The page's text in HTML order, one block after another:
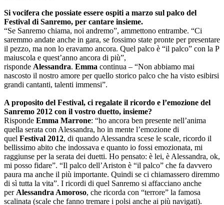
Si vocifera che possiate essere ospiti a marzo sul palco del
Festival di Sanremo, per cantare insieme.
“Se Sanremo chiama, noi andremo”, ammettono entrambe. “Ci
saremmo andate anche in gara, se fossimo state pronte per presentare
il pezzo, ma non lo eravamo ancora. Quel palco è “il palco” con la P
maiuscola e quest’anno ancora di più”,
risponde Alessandra. Emma continua – “Non abbiamo mai
nascosto il nostro amore per quello storico palco che ha visto esibirsi
grandi cantanti, talenti immensi”.
A proposito del Festival, ci regalate il ricordo e l’emozione del
Sanremo 2012 con il vostro duetto, insieme?
Risponde Emma Marrone: “ho ancora ben presente nell’anima
quella serata con Alessandra, ho in mente l’emozione di
quel Festival 2012, di quando Alessandra scese le scale, ricordo il
bellissimo abito che indossava e quanto io fossi emozionata, mi
raggiunse per la serata dei duetti. Ho pensato: è lei, è Alessandra, ok,
mi posso fidare”. “Il palco dell’Ariston è “il palco” che fa davvero
paura ma anche il più importante. Quindi se ci chiamassero diremmo
di sì tutta la vita”. I ricordi di quel Sanremo si affacciano anche
per Alessandra Amoroso, che ricorda con “terrore” la famosa
scalinata (scale che fanno tremare i polsi anche ai più navigati).